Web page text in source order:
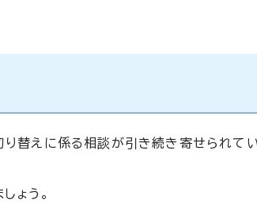
替えに係る相談が引き続き寄せられてい
ょう。